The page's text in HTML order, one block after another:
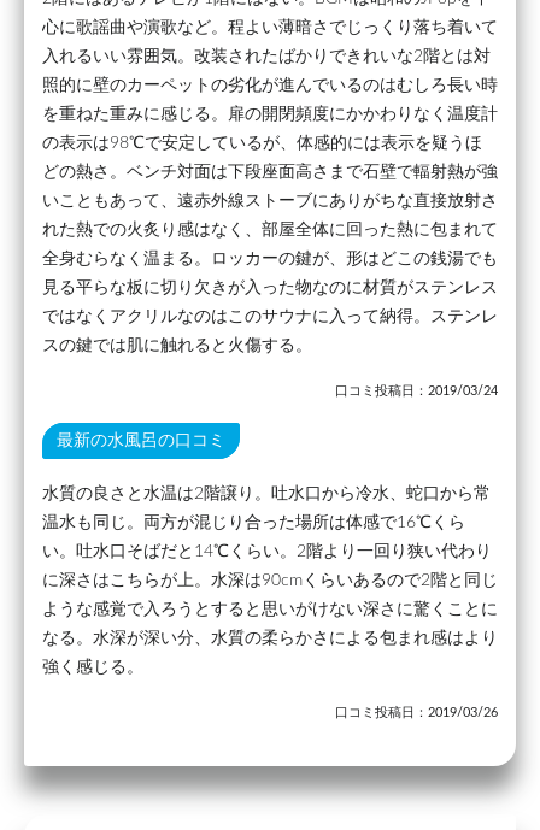
心に歌謡曲や演歌など。程よい薄暗さでじっくり落ち着いて
入れるいい雰囲気。改装されたばかりできれいな2階とは対
照的に壁のカーペットの劣化が進んでいるのはむしろ長い時
を重ねた重みに感じる。扉の開閉頻度にかかわりなく温度計
の表示は98℃で安定しているが、体感的には表示を疑うほ
どの熱さ。ベンチ対面は下段座面高さまで石壁で輻射熱が強
いこともあって、遠赤外線ストーブにありがちな直接放射さ
れた熱での火炙り感はなく、部屋全体に回った熱に包まれて
全身むらなく温まる。ロッカーの鍵が、形はどこの銭湯でも
見る平らな板に切り欠きが入った物なのに材質がステンレス
ではなくアクリルなのはこのサウナに入って納得。ステンレ
スの鍵では肌に触れると火傷する。
口コミ投稿日：2019/03/24
最新の水風呂の口コミ
水質の良さと水温は2階譲り。吐水口から冷水、蛇口から常
温水も同じ。両方が混じり合った場所は体感で16℃くら
い。吐水口そばだと14℃くらい。2階より一回り狭い代わり
に深さはこちらが上。水深は90cmくらいあるので2階と同じ
ような感覚で入ろうとすると思いがけない深さに驚くことに
なる。水深が深い分、水質の柔らかさによる包まれ感はより
強く感じる。
口コミ投稿日：2019/03/26